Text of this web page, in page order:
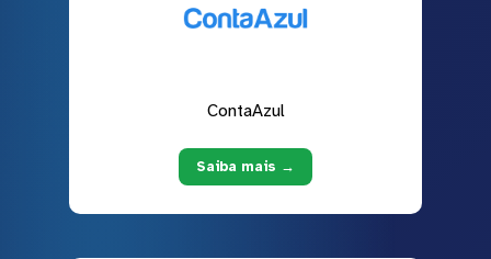
ContaAzul
Saiba mais →